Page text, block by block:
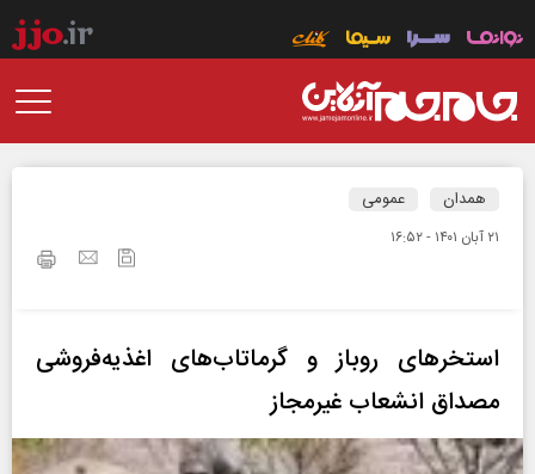
همدان عمومی
۲۱ آبان ۱۴۰۱ - ۱۶:۵۲
استخرهای روباز و گرماتاب‌های اغذیه‌فروشی
مصداق انشعاب غیرمجاز